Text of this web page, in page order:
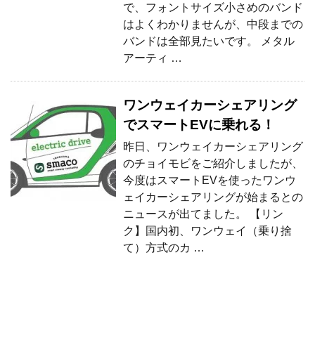
で、フォントサイズ小さめのバンド
はよくわかりませんが、中段までの
バンドは全部見たいです。 メタル
アーティ …
ワンウェイカーシェアリング
でスマートEVに乗れる！
昨日、ワンウェイカーシェアリング
のチョイモビをご紹介しましたが、
今度はスマートEVを使ったワンウ
ェイカーシェアリングが始まるとの
ニュースが出てました。 【リン
ク】国内初、ワンウェイ（乗り捨
て）方式のカ …